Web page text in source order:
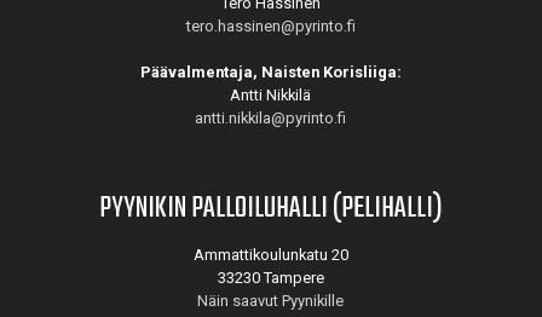
tero.hassinen@pyrinto.fi
Päävalmentaja, Naisten Korisliiga:
Antti Nikkilä
antti.nikkila@pyrinto.fi
PYYNIKIN PALLOILUHALLI (PELIHALLI)
Ammattikoulunkatu 20
33230 Tampere
Näin saavut Pyynikille